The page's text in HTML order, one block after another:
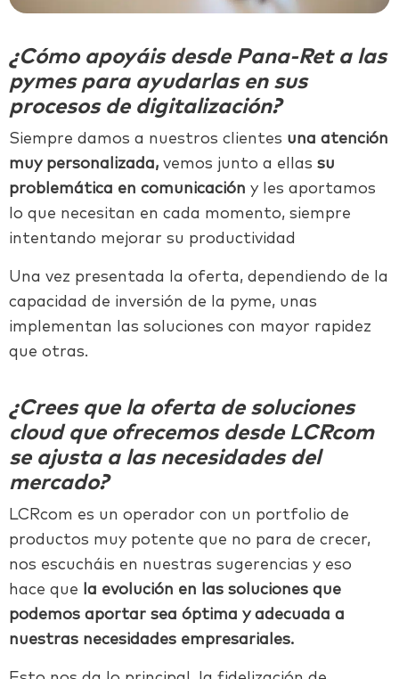
¿Cómo apoyáis desde Pana-Ret a las
pymes para ayudarlas en sus
procesos de digitalización?
Siempre damos a nuestros clientes una atención
muy personalizada, vemos junto a ellas su
problemática en comunicación y les aportamos
lo que necesitan en cada momento, siempre
intentando mejorar su productividad
Una vez presentada la oferta, dependiendo de la
capacidad de inversión de la pyme, unas
implementan las soluciones con mayor rapidez
que otras.
¿Crees que la oferta de soluciones
cloud que ofrecemos desde LCRcom
se ajusta a las necesidades del
mercado?
LCRcom es un operador con un portfolio de
productos muy potente que no para de crecer,
nos escucháis en nuestras sugerencias y eso
hace que la evolución en las soluciones que
podemos aportar sea óptima y adecuada a
nuestras necesidades empresariales.